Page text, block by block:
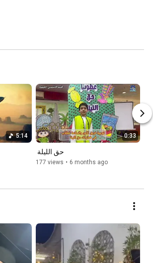
5:14 0:33
حق الليلة
177 views • 6 months ago